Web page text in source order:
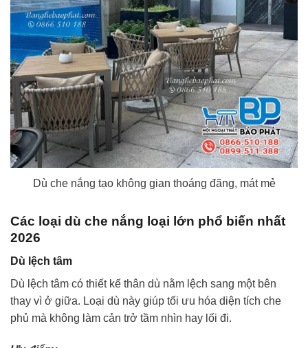
Dù che nắng tạo không gian thoáng đãng, mát mẻ
Các loại dù che nắng loại lớn phổ biến nhất
2026
Dù lệch tâm
Dù lệch tâm có thiết kế thân dù nằm lệch sang một bên
thay vì ở giữa. Loại dù này giúp tối ưu hóa diện tích che
phủ mà không làm cản trở tầm nhìn hay lối đi.